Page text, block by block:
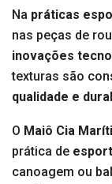
Na práticas
nas peças de
inovações
texturas são
qualidade e
O Maiô Cia
prática de
canoagem ou